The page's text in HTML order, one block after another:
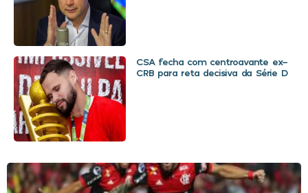
CSA fecha com centroavante ex-
CRB para reta decisiva da Série D